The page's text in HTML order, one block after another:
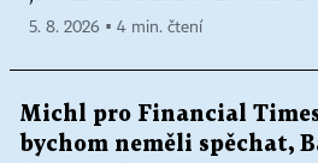
5. 8. 2026 ▪ 4 min. čtení
Michl pro Financial
bychom neměli spěchat,